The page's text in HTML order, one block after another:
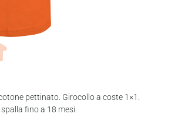
pettinato. Girocollo a coste 1×1.
fino a 18 mesi.